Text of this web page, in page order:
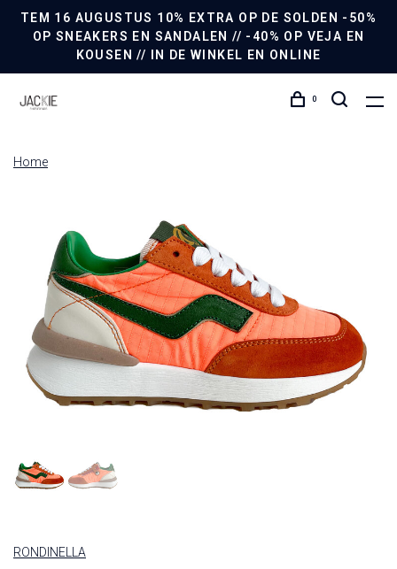
TEM 16 AUGUSTUS 10% EXTRA OP DE SOLDEN -50%
OP SNEAKERS EN SANDALEN // -40% OP VEJA EN
KOUSEN // IN DE WINKEL EN ONLINE
0
Home
RONDINELLA